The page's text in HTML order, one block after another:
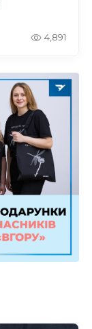
4,891